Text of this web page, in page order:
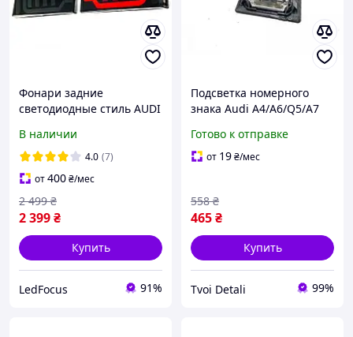
Фонари задние
светодиодные стиль AUDI
2113, 2114 2115
В наличии
4.0 (7)
от400₴/мес
2 399₴
2 499 ₴
Купить
LedFocus 91%
Подсветка номерного
знака Audi A4/A6/Q5/A7
Готово к отправке
от 19₴/мес
465₴
558 ₴
Купить
Tvoi Detali 99%